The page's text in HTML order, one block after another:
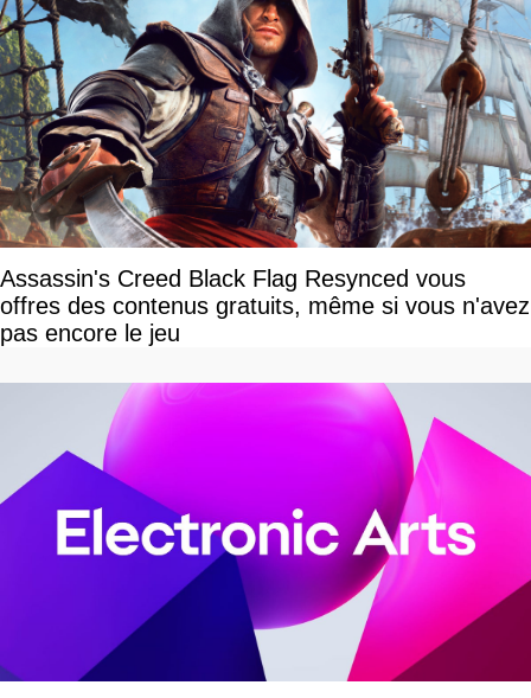
Assassin's Creed Black Flag Resynced vous
offres des contenus gratuits, même si vous n'avez
pas encore le jeu